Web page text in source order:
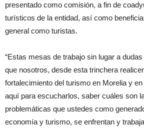
presentado como comisión, a fin de
turísticos de la entidad, así como
general como turistas.
“Estas mesas de trabajo sin lugar a
que nosotros, desde esta trinchera
fortalecimiento del turismo en Morelia y
aquí para escucharlos, saber cuáles son
problemáticas que ustedes como
economía y turismo, se enfrentan y